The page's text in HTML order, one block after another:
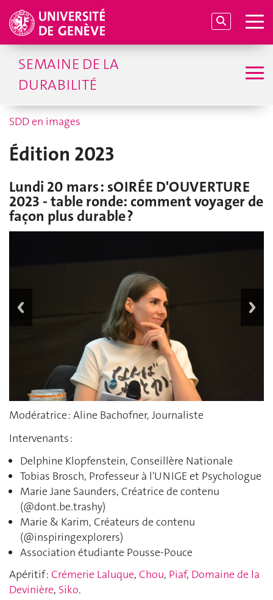
SEMAINE DE LA
DURABILITÉ
SDD en images
Édition 2023
Lundi 20 mars : sOIRÉE D'OUVERTURE
2023 - table ronde: comment voyager de
façon plus durable ?
Modératrice : Aline Bachofner, Journaliste
Intervenants :
Delphine Klopfenstein, Conseillère Nationale
Tobias Brosch, Professeur à l'UNIGE et Psychologue
Marie Jane Saunders, Créatrice de contenu
(@dont.be.trashy)
Marie & Karim, Créateurs de contenu
(@inspiringexplorers)
Association étudiante Pousse-Pouce
Apéritif : Crémerie Laluque, Chou, Piaf, Domaine de la
Devinière, Siko.